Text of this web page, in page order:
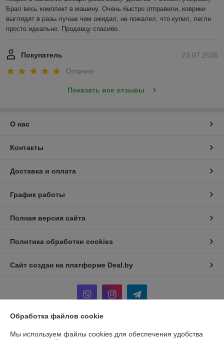
Брал весь комплект в машину. Очень быстро отправили, коврики
выглядят в разы лучше чем ожидал, не пожалел, что купил, легли
просто идеально. Продавцу спасибо.
23.07.2026
Покупатель
Отлично
Показать все отзывы
О нас
Контакты
Доставка и оплата
График работы
Полная версия сайта
Политика обработки cookies
Сайт создан на платформе Deal.by
Информация для покупателя
Обработка файлов cookie
Мы используем файлы cookies для обеспечения удобства